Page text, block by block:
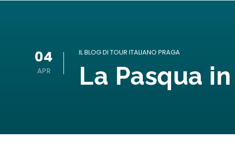
04
APR
IL BLOG DI TOUR ITALIANO PRAGA
La Pasqua